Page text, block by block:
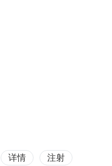
详情 注射